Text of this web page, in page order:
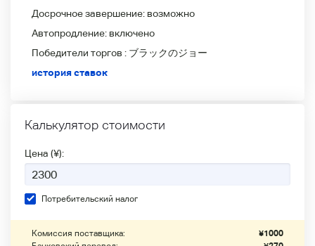
Досрочное завершение: возможно
Автопродление: включено
Победители
торгов : ブラックのジョー
история ставок
Калькулятор стоимости
Цена (¥):
Потребительский налог
Комиссия поставщика: ¥1000